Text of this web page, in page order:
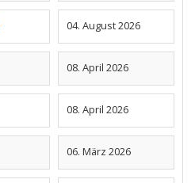
04. August 2026
08. April 2026
08. April 2026
06. März 2026